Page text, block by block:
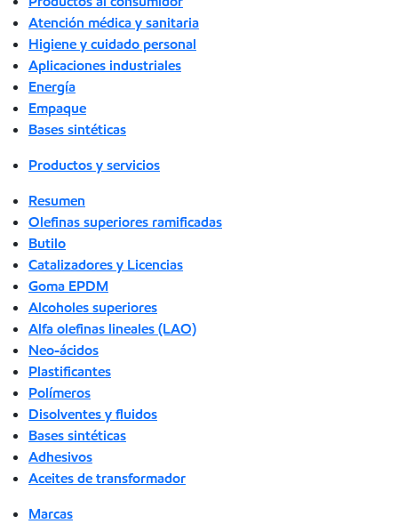
Atención médica y sanitaria
Higiene y cuidado personal
Aplicaciones industriales
Energía
Empaque
Bases sintéticas
Productos y servicios
Resumen
Olefinas superiores ramificadas
Butilo
Catalizadores y Licencias
Goma EPDM
Alcoholes superiores
Alfa olefinas lineales (LAO)
Neo-ácidos
Plastificantes
Polímeros
Disolventes y fluidos
Bases sintéticas
Adhesivos
Aceites de transformador
Marcas